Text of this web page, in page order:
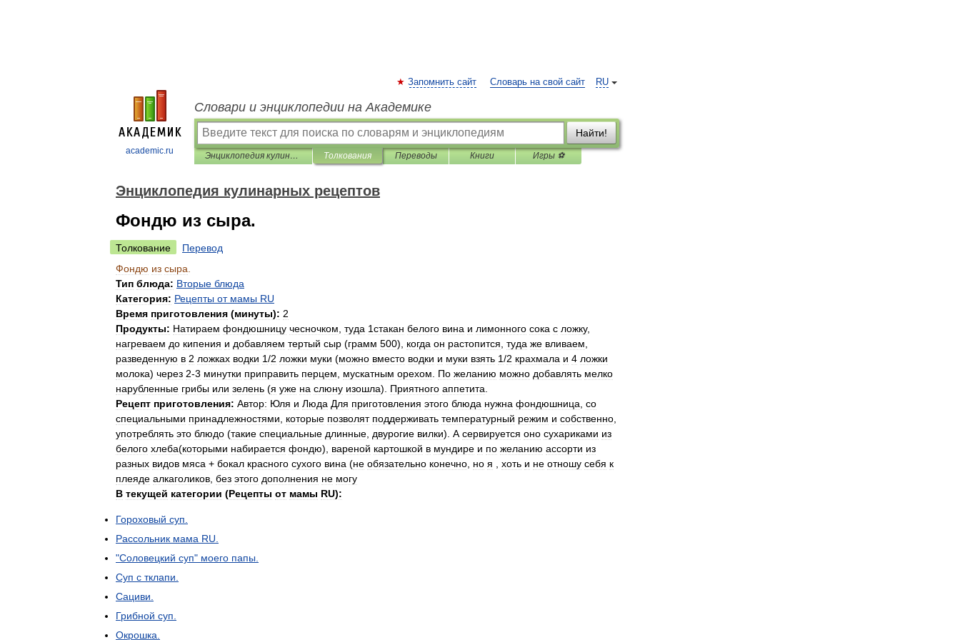
academic.ru
RU
Запомнить сайт Словарь на свой сайт
Словари и энциклопедии на Академике
Найти!
Энциклопедия кулинарных рецептов Толкования Переводы Книги Игры ⚽
Энциклопедия кулинарных рецептов
Фондю из сыра.
Толкование
Перевод
Фондю из сыра
Тип блюда: Вторые блюда
Категория: Рецепты от мамы RU
Время приготовления (минуты): 2
Продукты: Натираем фондюшницу чесночком туда 1стакан белого вина и лимонного сока с ложку,
нагреваем до кипения и добавляем тертый сыр (грамм 500), когда он растопится туда же вливаем
разведенную в 2 ложках водки 1/2 ложки муки (можно вместо водки и муки взять 1/2 крахмала и 4 ложки
молока) через 2-3 минутки приправить перцем мускатным орехом По желанию можно добавлять мелко
нарубленные грибы или зелень (я уже на слюну изошла). Приятного аппетита
Рецепт приготовления: Автор: Юля и Люда Для приготовления этого блюда нужна фондюшница со
специальными принадлежностями которые позволят поддерживать температурный режим и собственно
употреблять это блюдо (такие специальные длинные двурогие вилки). А сервируется оно сухариками из
белого хлеба(которыми набирается фондю), вареной картошкой в мундире и по желанию ассорти из
разных видов мяса + бокал красного сухого вина (не обязательно конечно но я хоть и не отношу себя к
плеяде алкаголиков без этого дополнения не могу
В текущей категории (Рецепты от мамы RU):
Гороховый суп
Рассольник мама RU
"Соловецкий суп" моего папы
Суп с тклапи
Сациви
Грибной суп
Окрошка